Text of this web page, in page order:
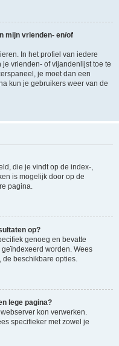
mijn vrienden- en/of
In het profiel van iedere
vrienden- of vijandenlijst toe te
je moet dan een
kun je gebruikers weer van de
die je vindt op de index-,
is mogelijk door op de
pagina.
op?
genoeg en bevatte
worden. Wees
de beschikbare opties.
lege pagina?
kon verwerken.
specifieker met zowel je